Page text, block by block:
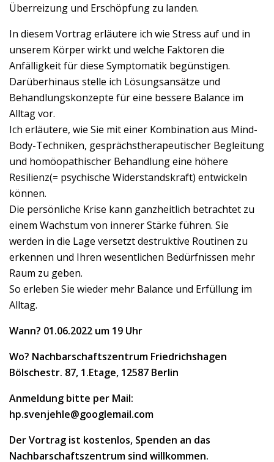
Überreizung und Erschöpfung zu landen.
In diesem Vortrag erläutere ich wie Stress auf und in
unserem Körper wirkt und welche Faktoren die
Anfälligkeit für diese Symptomatik begünstigen.
Darüberhinaus stelle ich Lösungsansätze und
Behandlungskonzepte für eine bessere Balance im
Alltag vor.
Ich erläutere, wie Sie mit einer Kombination aus Mind-
Body-Techniken, gesprächstherapeutischer Begleitung
und homöopathischer Behandlung eine höhere
Resilienz(= psychische Widerstandskraft) entwickeln
können.
Die persönliche Krise kann ganzheitlich betrachtet zu
einem Wachstum von innerer Stärke führen. Sie
werden in die Lage versetzt destruktive Routinen zu
erkennen und Ihren wesentlichen Bedürfnissen mehr
Raum zu geben.
So erleben Sie wieder mehr Balance und Erfüllung im
Alltag.
Wann? 01.06.2022 um 19 Uhr
Wo? Nachbarschaftszentrum Friedrichshagen
Bölschestr. 87, 1.Etage, 12587 Berlin
Anmeldung bitte per Mail:
hp.svenjehle@googlemail.com
Der Vortrag ist kostenlos, Spenden an das
Nachbarschaftszentrum sind willkommen.